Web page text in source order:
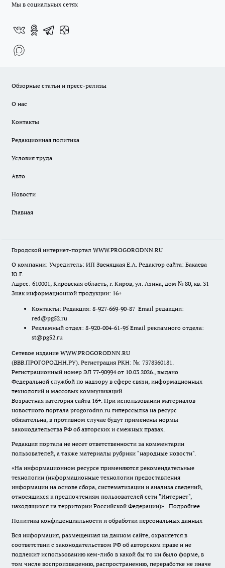
Мы в социальных сетях
Обзорные статьи и пресс-релизы
О нас
Контакты
Редакционная политика
Условия труда
Авто
Новости
Главная
Городской интернет-портал WWW.PROGORODNN.RU
О компании: Учредитель: ИП Звеняцкая Е.А. Редактор сайта: Бакаева
Ю.Г.
Адрес: 610001, Кировская область, г. Киров, ул. Азина, дом № 80, кв. 31
Знак информационной продукции: 16+
Контакты: Редакция: 8-927-669-90-87 Email редакции:
red@pg52.ru
Рекламный отдел: 8-920-004-61-95 Email рекламного отдела:
st@pg52.ru
Сетевое издание WWW.PROGORODNN.RU
(ВВВ.ПРОГОРОДНН.РУ). Регистрация РКН: №: 7378360181.
Регистрационный номер ЭЛ 77-90994 от 10.03.2026., выдано
Федеральной службой по надзору в сфере связи, информационных
технологий и массовых коммуникаций.
Возрастная категория сайта 16+. При использовании материалов
новостного портала progorodnn.ru гиперссылка на ресурс
обязательна, в противном случае будут применены нормы
законодательства РФ об авторских и смежных правах.
Редакция портала не несет ответственности за комментарии
пользователей, а также материалы рубрики "народные новости".
«На информационном ресурсе применяются рекомендательные
технологии (информационные технологии предоставления
информации на основе сбора, систематизации и анализа сведений,
относящихся к предпочтениям пользователей сети "Интернет",
находящихся на территории Российской Федерации)». Подробнее
Политика конфиденциальности и обработки персональных данных
Вся информация, размещенная на данном сайте, охраняется в
соответствии с законодательством РФ об авторском праве и не
подлежит использованию кем-либо в какой бы то ни было форме, в
том числе воспроизведению, распространению, переработке не иначе